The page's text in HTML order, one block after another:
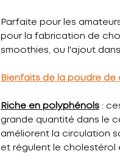
Parfaite pour les
pour la fabrication de
smoothies, ou l'ajout
Bienfaits de la poudre
Riche en polyphénols :
grande quantité dans le
améliorent la circulation
et régulent le cholestérol